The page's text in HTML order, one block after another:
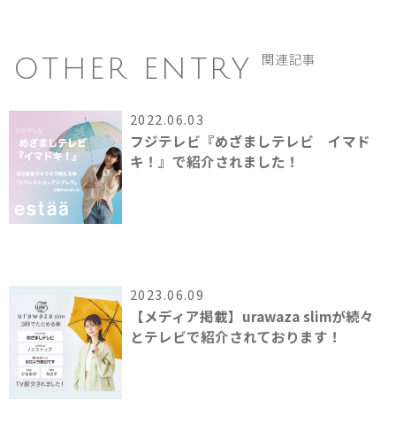
OTHER ENTRY 関連記事
2022.06.03
フジテレビ『めざましテレビ イマド
キ！』で紹介されました！
2023.06.09
【メディア掲載】urawaza slimが続々
とテレビで紹介されております！